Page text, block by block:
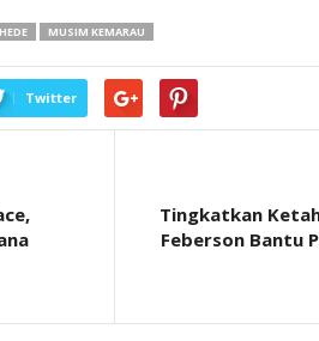
MUSIM KEMARAU
Twitter
Tingkatkan
Feberson Bantu